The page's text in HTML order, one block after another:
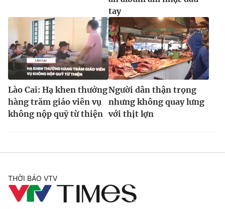
® Cấm sao chép dưới mọi hình thức nếu không có sự chấp
thuận bằng văn bản. Ghi rõ nguồn VTV.vn khi phát hành lại
thông tin từ website này.
tay
Lào Cai: Hạ khen thưởng
hàng trăm giáo viên vụ
không nộp quỹ từ thiện
Người dân thận trọng
nhưng không quay lưng
với thịt lợn
THỜI BÁO VTV